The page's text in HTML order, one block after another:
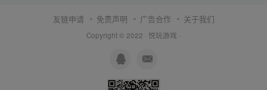
友链申请 免责声明 广告合作 关于我们
Copyright © 2022 · 悦玩游戏 ·